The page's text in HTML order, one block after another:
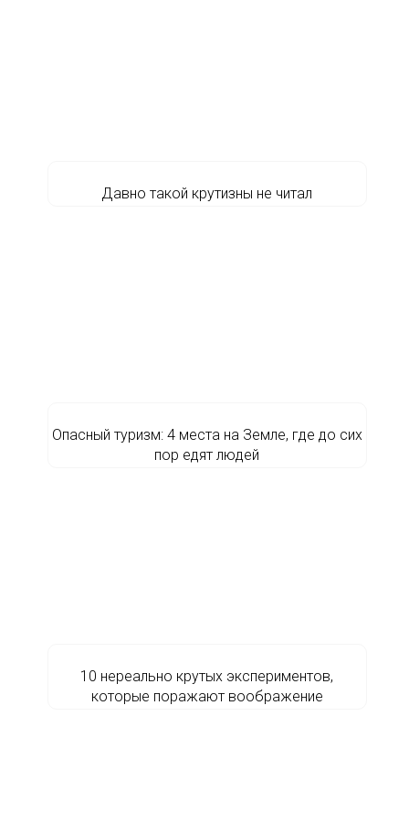
Давно такой крутизны не читал
Опасный туризм: 4 места на Земле, где до сих
пор едят людей
10 нереально крутых экспериментов,
которые поражают воображение